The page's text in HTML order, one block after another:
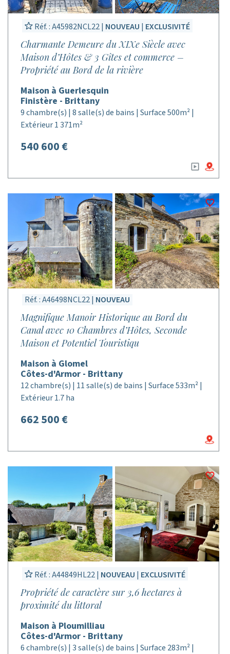
Réf. : A45982NCL22 | NOUVEAU | EXCLUSIVITÉ
Charmante Demeure du XIXe Siècle avec
Maison d’Hôtes & 3 Gîtes et commerce –
Propriété au Bord de la rivière
Maison à Guerlesquin
Finistère - Brittany
9 chambre(s) | 8 salle(s) de bains | Surface 500m² |
Extérieur 1 371m²
540 600 €
Réf. : A46498NCL22 | NOUVEAU
Magnifique Manoir Historique au Bord du
Canal avec 10 Chambres d’Hôtes, Seconde
Maison et Potentiel Touristiqu
Maison à Glomel
Côtes-d'Armor - Brittany
12 chambre(s) | 11 salle(s) de bains | Surface 533m² |
Extérieur 1.7 ha
662 500 €
Réf. : A44849HL22 | NOUVEAU | EXCLUSIVITÉ
Propriété de caractère sur 3,6 hectares à
proximité du littoral
Maison à Ploumilliau
Côtes-d'Armor - Brittany
6 chambre(s) | 3 salle(s) de bains | Surface 283m² |